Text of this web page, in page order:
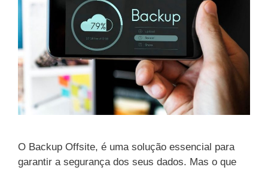
O Backup Offsite, é uma solução essencial para
garantir a segurança dos seus dados. Mas o que